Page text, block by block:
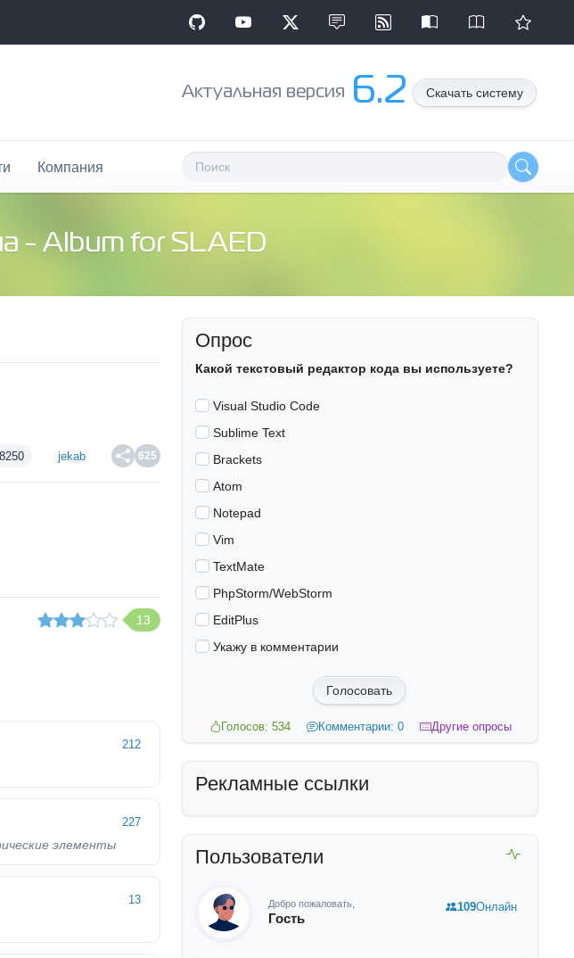
Aктуальная версия 6.2 Скачать систему
Компания
- Album for SLAED
jekab 625
13
212
227
элементы
13
Опрос
Какой текстовый редактор кода вы используете?
Visual Studio Code
Sublime Text
Brackets
Atom
Notepad
Vim
TextMate
PhpStorm/WebStorm
EditPlus
Укажу в комментарии
Голосовать
Голосов: 534 Комментарии: 0 Другие опросы
Рекламные ссылки
Пользователи
Добро пожаловать,
Гость
109Онлайн